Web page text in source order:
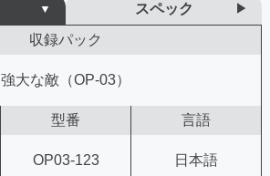
スペック
収録パック
強大な敵（OP-03）
型番 言語
OP03-123 日本語